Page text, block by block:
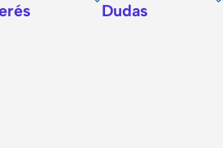
Dudas